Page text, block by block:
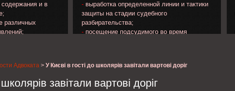
содержания и в
различных
следствия;
с
-выработка определенной линии и тактики
защиты на стадии судебного
разбирательства;
-посещение подсудимого во время
-ознакомление с протоколом судебного
заседания и подача замечаний к его
содержанию.
Адвоката > У Києві в гості до школярів завітали вартові доріг
завітали вартові доріг